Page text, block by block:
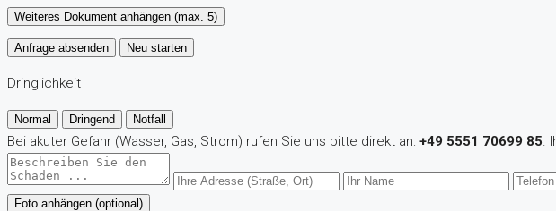
Weiteres Dokument anhängen (max. 5)
Anfrage absenden Neu starten
Dringlichkeit
Normal Dringend Notfall
Bei akuter Gefahr (Wasser, Gas, Strom) rufen Sie uns bitte direkt an: +49 5551 70699 85.
Foto anhängen (optional)